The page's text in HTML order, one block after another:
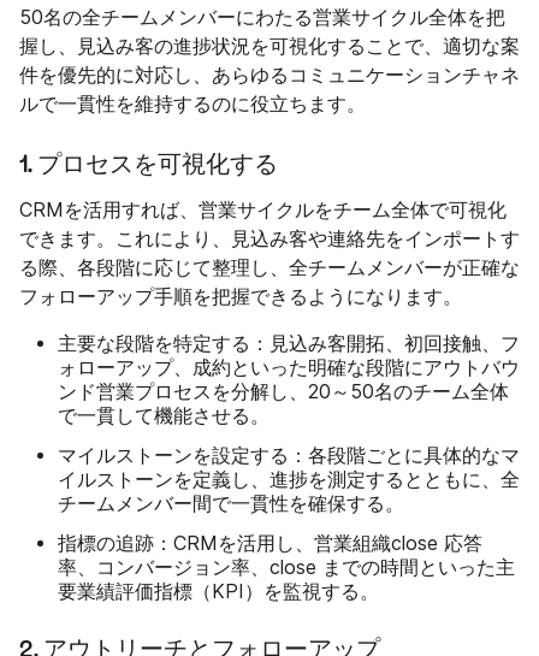
50名の全チームメンバーにわたる営業サイクル全体を把
握し、見込み客の進捗状況を可視化することで、適切な案
件を優先的に対応し、あらゆるコミュニケーションチャネ
ルで一貫性を維持するのに役立ちます。
1. プロセスを可視化する
CRMを活用すれば、営業サイクルをチーム全体で可視化
できます。これにより、見込み客や連絡先をインポートす
る際、各段階に応じて整理し、全チームメンバーが正確な
フォローアップ手順を把握できるようになります。
主要な段階を特定する： 見込み客開拓、初回接触、フ
ォローアップ、成約といった明確な段階にアウトバウ
ンド営業プロセスを分解し、20～50名のチーム全体
で一貫して機能させる。
マイルストーンを設定する： 各段階ごとに具体的なマ
イルストーンを定義し、進捗を測定するとともに、全
チームメンバー間で一貫性を確保する。
指標の追跡： CRMを活用し、営業組織close 応答
率、コンバージョン率、close までの時間といった主
要業績評価指標（KPI）を監視する。
2. アウトリーチとフォローアップ